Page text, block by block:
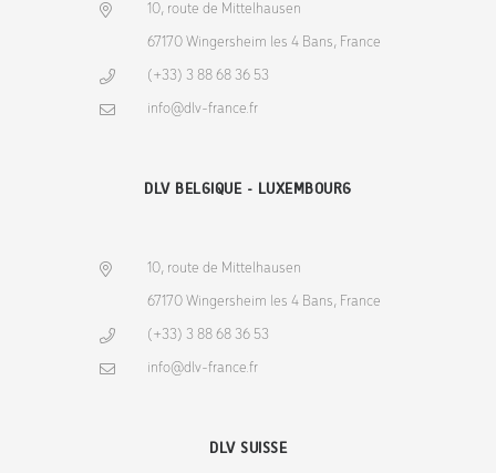
10, route de Mittelhausen
67170 Wingersheim les 4 Bans, France
(+33) 3 88 68 36 53
info@dlv-france.fr
DLV BELGIQUE - LUXEMBOURG
10, route de Mittelhausen
67170 Wingersheim les 4 Bans, France
(+33) 3 88 68 36 53
info@dlv-france.fr
DLV SUISSE